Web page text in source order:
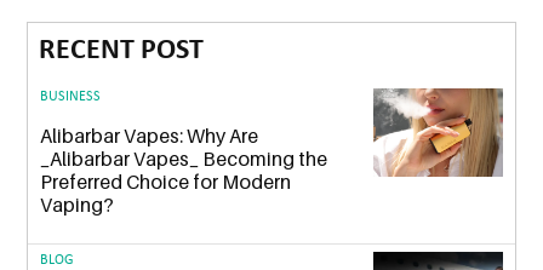
RECENT POST
BUSINESS
Alibarbar Vapes: Why Are
_Alibarbar Vapes_ Becoming the
Preferred Choice for Modern
Vaping?
BLOG